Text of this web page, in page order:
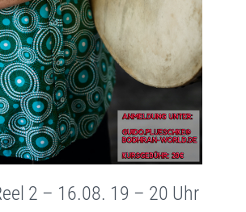
2 – 16.08. 19 – 20 Uhr